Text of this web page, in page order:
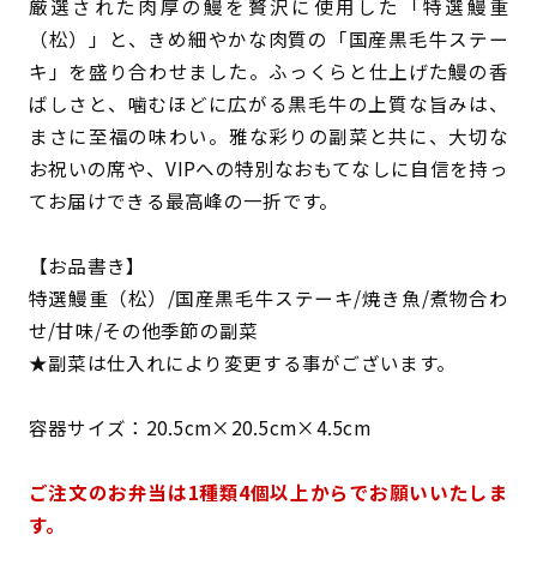
厳選された肉厚の鰻を贅沢に使用した「特選鰻重
（松）」と、きめ細やかな肉質の「国産黒毛牛ステー
キ」を盛り合わせました。ふっくらと仕上げた鰻の香
ばしさと、噛むほどに広がる黒毛牛の上質な旨みは、
まさに至福の味わい。雅な彩りの副菜と共に、大切な
お祝いの席や、VIPへの特別なおもてなしに自信を持っ
てお届けできる最高峰の一折です。
【お品書き】
特選鰻重（松）/国産黒毛牛ステーキ/焼き魚/煮物合わ
せ/甘味/その他季節の副菜
★副菜は仕入れにより変更する事がございます。
容器サイズ：20.5cm×20.5cm×4.5cm
ご注文のお弁当は1種類4個以上からでお願いいたしま
す。